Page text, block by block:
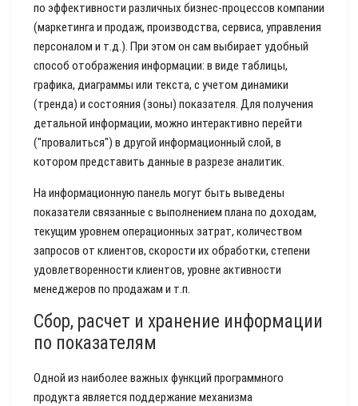
по эффективности различных бизнес-процессов компании
(маркетинга и продаж, производства, сервиса, управления
персоналом и т.д.). При этом он сам выбирает удобный
способ отображения информации: в виде таблицы,
графика, диаграммы или текста, с учетом динамики
(тренда) и состояния (зоны) показателя. Для получения
детальной информации, можно интерактивно перейти
("провалиться") в другой информационный слой, в
котором представить данные в разрезе аналитик.
На информационную панель могут быть выведены
показатели связанные с выполнением плана по доходам,
текущим уровнем операционных затрат, количеством
запросов от клиентов, скорости их обработки, степени
удовлетворенности клиентов, уровне активности
менеджеров по продажам и т.п.
Сбор, расчет и хранение информации
по показателям
Одной из наиболее важных функций программного
продукта является поддержание механизма